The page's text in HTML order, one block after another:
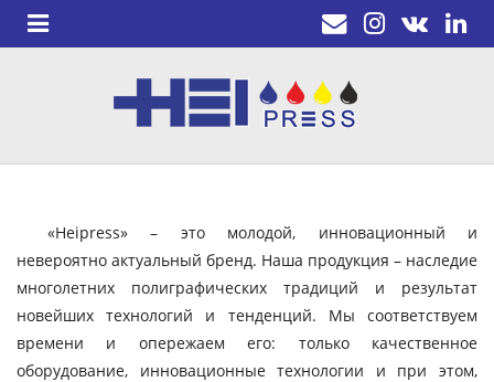
«Heipress» – это молодой, инновационный и
невероятно актуальный бренд. Наша продукция – наследие
многолетних полиграфических традиций и результат
новейших технологий и тенденций. Мы соответствуем
времени и опережаем его: только качественное
оборудование, инновационные технологии и при этом,